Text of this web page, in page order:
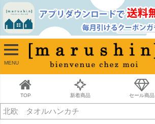
MENU
TOP 新着商品 セール商品
並び順
新着順
古い順
価格が安い順
価格が高い順
キーワードヒット順